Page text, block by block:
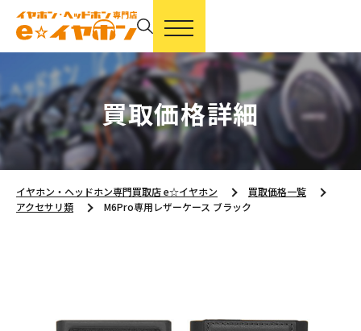
買取価格詳細
イヤホン・ヘッドホン専門買取店 e☆イヤホン
買取価格一覧
アクセサリ類
M6Pro専用レザーケース ブラック